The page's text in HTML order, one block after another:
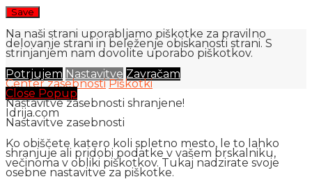
Na naši strani uporabljamo piškotke za pravilno
delovanje strani in beleženje obiskanosti strani. S
strinjanjem nam dovolite uporabo piškotkov.
Potrjujem Nastavitve Zavračam
Center zasebnosti Piškotki
Close Popup
Nastavitve zasebnosti shranjene!
Idrija.com
Nastavitve zasebnosti
Ko obiščete katero koli spletno mesto, le to lahko
shranjuje ali pridobi podatke v vašem brskalniku,
večinoma v obliki piškotkov. Tukaj nadzirate svoje
osebne nastavitve za piškotke.